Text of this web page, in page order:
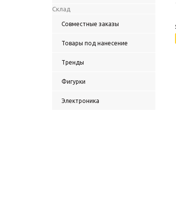
Склад
Совместные заказы
Товары под нанесение
Тренды
Фигурки
Электроника